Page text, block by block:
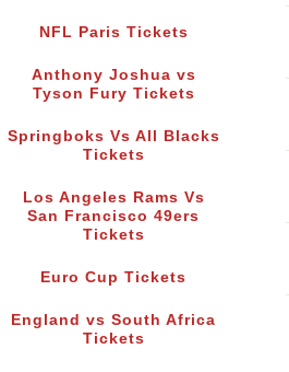
NFL Paris Tickets
Anthony Joshua vs
Tyson Fury Tickets
Springboks Vs All Blacks
Tickets
Los Angeles Rams Vs
San Francisco 49ers
Tickets
Euro Cup Tickets
England vs South Africa
Tickets